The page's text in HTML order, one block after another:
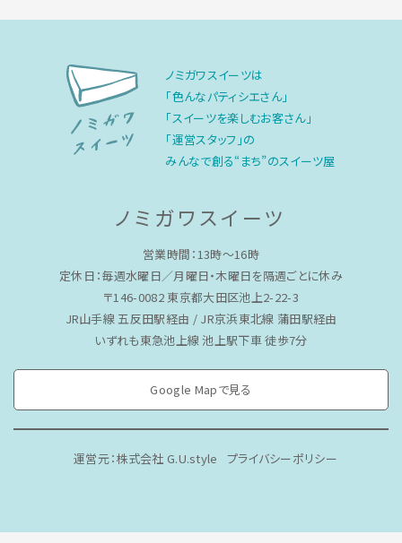
ノミガワスイーツは
「色んなパティシエさん」
「スイーツを楽しむお客さん」
「運営スタッフ」の
みんなで創る“まち”のスイーツ屋
ノミガワスイーツ
営業時間：13時〜16時
定休日：毎週水曜日／月曜日・木曜日を隔週ごとに休み
〒146-0082 東京都大田区池上2-22-3
JR山手線 五反田駅経由 / JR京浜東北線 蒲田駅経由
いずれも東急池上線 池上駅下車 徒歩7分
Google Mapで見る
運営元：株式会社 G.U.style プライバシーポリシー